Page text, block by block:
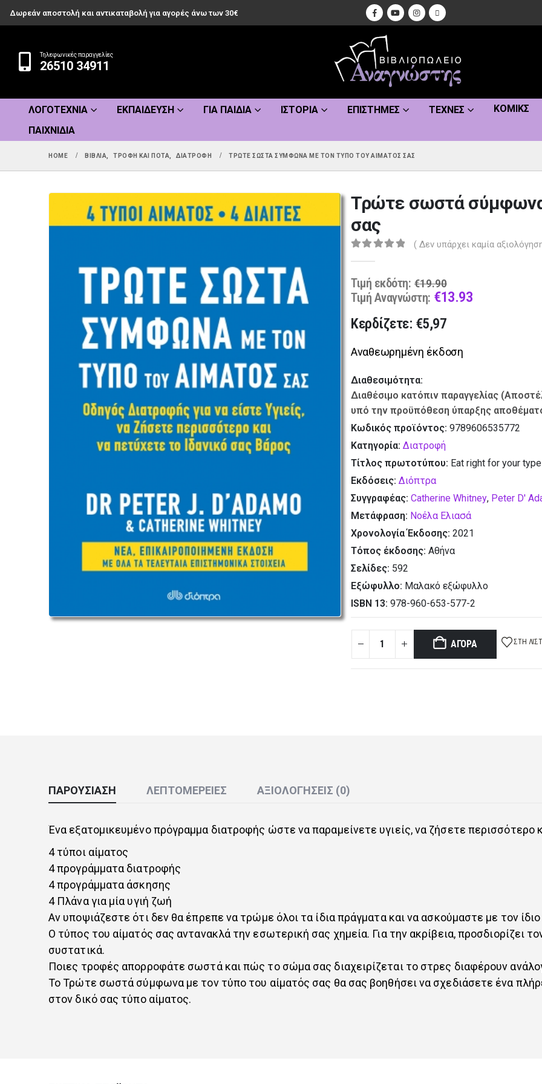
Δωρεάν αποστολή και αντικαταβολή για αγορές άνω των 30€
Τηλεφωνικές παραγγελίες
26510 34911
ΛΟΓΟΤΕΧΝΊΑ ΕΚΠΑΊΔΕΥΣΗ ΓΙΑ ΠΑΙΔΙΆ ΙΣΤΟΡΊΑ ΕΠΙΣΤΉΜΕΣ ΤΈΧΝΕΣ ΚΌΜΙΚΣ
ΠΑΙΧΝΊΔΙΑ
HOME ΒΙΒΛΊΑ ΤΡΟΦΉ ΚΑΙ ΠΟΤΆ ΔΙΑΤΡΟΦΉ ΤΡΏΤΕ ΣΩΣΤΆ ΣΎΜΦΩΝΑ ΜΕ ΤΟΝ ΤΎΠΟ ΤΟΥ ΑΊΜΑΤΌΣ ΣΑΣ
Τρώτε σωστά σύμφωνα
σας
( Δεν υπάρχει καμία
Τιμή εκδότη: €19.90
price
Τιμή Αναγνώστη: €13.93Current
Κερδίζετε: €5,97
Αναθεωρημένη έκδοση
Διαθεσιμότητα:
Διαθέσιμο κατόπιν παραγγελίας
υπό την προϋπόθεση ύπαρξης
Κωδικός προϊόντος: 9789606535772
Κατηγορία: Διατροφή
Τίτλος πρωτοτύπου: Eat right for your type
Εκδόσεις: Διόπτρα
Συγγραφέας: Catherine Whitney, Peter D'
Μετάφραση: Νοέλα Ελιασά
Χρονολογία Έκδοσης: 2021
Τόπος έκδοσης: Αθήνα
Σελίδες: 592
Εξώφυλλο: Μαλακό εξώφυλλο
ISBN 13: 978-960-653-577-2
ΑΓΟΡΆ ΣΤΗ
ΠΑΡΟΥΣΊΑΣΗ ΛΕΠΤΟΜΈΡΕΙΕΣ ΑΞΙΟΛΟΓΉΣΕΙΣ (0)
Ένα εξατομικευμένο πρόγραμμα διατροφής ώστε να παραμείνετε υγιείς, να ζήσετε περισσότερο
4 τύποι αίματος
4 προγράμματα διατροφής
4 προγράμματα άσκησης
4 Πλάνα για μία υγιή ζωή
Αν υποψιάζεστε ότι δεν θα έπρεπε να τρώμε όλοι τα ίδια πράγματα και να ασκούμαστε με τον
Ο τύπος του αίματός σας αντανακλά την εσωτερική σας χημεία. Για την ακρίβεια, προσδιορίζει
συστατικά.
Ποιες τροφές απορροφάτε σωστά και πώς το σώμα σας διαχειρίζεται το στρες διαφέρουν
Το Τρώτε σωστά σύμφωνα με τον τύπο του αίματός σας θα σας βοηθήσει να σχεδιάσετε ένα
στον δικό σας τύπο αίματος.